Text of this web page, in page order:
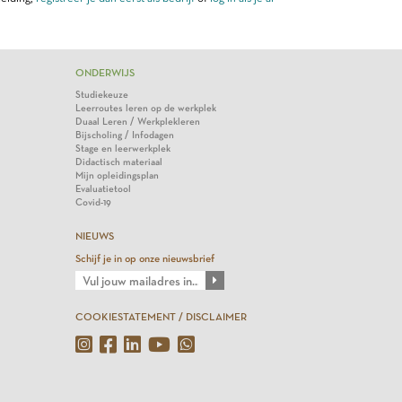
ONDERWIJS
Studiekeuze
Leerroutes leren op de werkplek
Duaal Leren / Werkplekleren
Bijscholing / Infodagen
Stage en leerwerkplek
Didactisch materiaal
Mijn opleidingsplan
Evaluatietool
Covid-19
NIEUWS
Schijf je in op onze nieuwsbrief
COOKIESTATEMENT / DISCLAIMER